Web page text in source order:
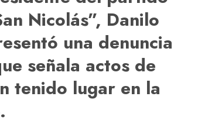
Nicolás”, Danilo
una denuncia
señala actos de
tenido lugar en la